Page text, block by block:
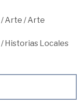
/Arte /Arte
/Historias Locales